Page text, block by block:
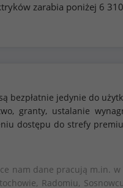
zarabia poniżej 6 310
bezpłatnie jedynie do
granty, ustalanie
dostępu do strefy
nam dane pracują m.in.
Radomiu,